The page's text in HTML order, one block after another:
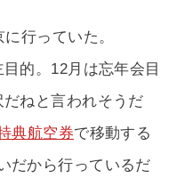
行っていた。
的。12月は忘年会目
ねと言われそうだ
典航空券で移動する
だから行っているだ